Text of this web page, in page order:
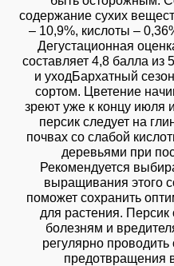
содержание сухих
– 10,9%, кислоты –
Дегустационная
составляет 4,8 балла
и уходБархатный
сортом. Цветение
зреют уже к концу июля
персик следует на
почвах со слабой
деревьями при
Рекомендуется
выращивания этого
поможет сохранить
для растения. Персик
болезням и
регулярно
предотвращения